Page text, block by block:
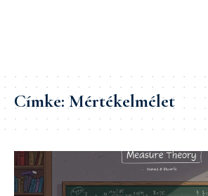
Címke:Mértékelmélet